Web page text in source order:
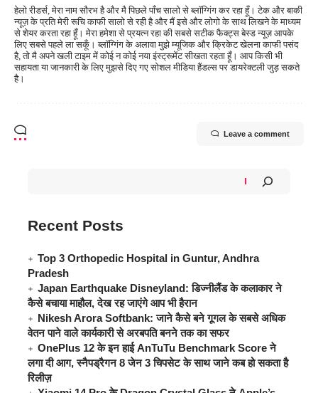
हेलो रीडर्स, मेरा नाम सौरभ है और मै पिछले पाँच सालो से ब्लॉग्गिंग कर रहा हूँ। टेक और बाकी
न्यूज़ के प्रति मेरी रूचि काफी सालो से रही है और मैं इसे और लोगो के साथ लिखने के माध्यम
से शेयर करता रहा हूँ। मेरा हमेशा से प्रयत्न रहा की सबसे सटीक फैक्ट्स बेस्ड न्यूज़ आपके
लिए सबसे पहले ला सकूँ। ब्लॉग्गिंग के अलावा मुझे म्यूजिक और क्रिकेट खेलना काफी पसंद
है, तो मै अपने खली टाइम में कोई न कोई नया इंस्ट्रूमेंट सीखता रहता हूँ। आप किसी भी
सहायता या जानकारी के लिए मुझसे दिए गए सोशल मीडिया हैंडल्स पर डायरेक्टली जुड़ सकते
है।
Leave a comment
Recent Posts
Top 3 Orthopedic Hospital in Guntur, Andhra
Pradesh
Japan Earthquake Disneyland: डिज्नीलैंड के कलाकार ने
कैसे बचाया माहौल, देख रह जाएंगे आप भी हैरान
Nikesh Arora Softbank: जाने कैसे बने गूगल के सबसे अधिक
वेतन पाने वाले कार्यकारी से अरबपति बनने तक का सफर
OnePlus 12 के इन हाई AnTuTu Benchmark Score ने
लगा दी आग, स्नैपड्रैगन 8 जेन 3 चिपसेट के साथ जाने कब हो सकता है
रिलीज़